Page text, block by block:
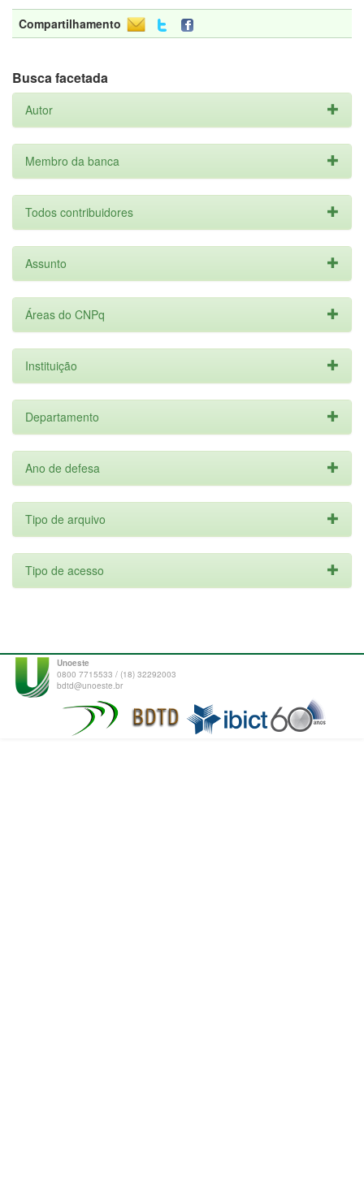
Compartilhamento
Busca facetada
Autor
Membro da banca
Todos contribuidores
Assunto
Áreas do CNPq
Instituição
Departamento
Ano de defesa
Tipo de arquivo
Tipo de acesso
Unoeste
0800 7715533 / (18) 32292003
bdtd@unoeste.br